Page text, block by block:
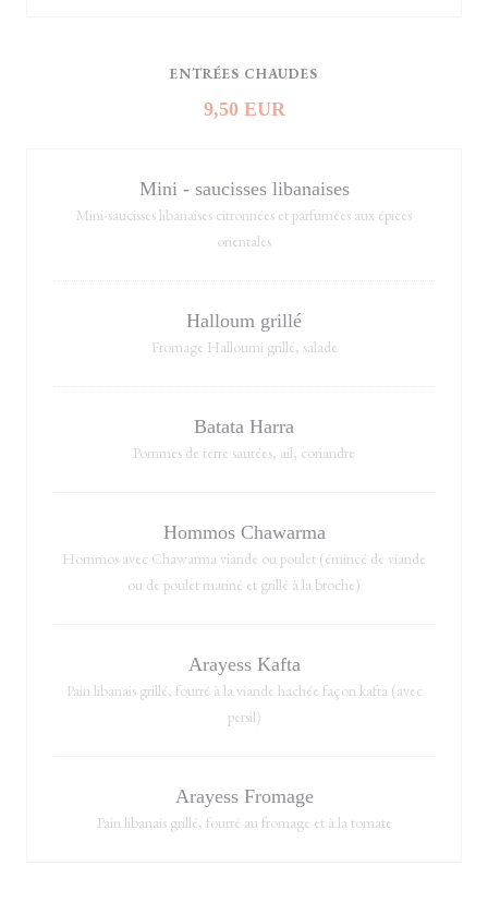
ENTRÉES CHAUDES
9,50 EUR
Mini - saucisses libanaises
Mini-saucisses libanaises citronnées et parfumées aux épices
orientales
Halloum grillé
Fromage Halloumi grillé, salade
Batata Harra
Pommes de terre sautées, ail, coriandre
Hommos Chawarma
Hommos avec Chawarma viande ou poulet (émincé de viande
ou de poulet mariné et grillé à la broche)
Arayess Kafta
Pain libanais grillé, fourré à la viande hachée façon kafta (avec
persil)
Arayess Fromage
Pain libanais grillé, fourré au fromage et à la tomate